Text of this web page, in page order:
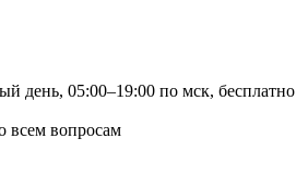
день, 05:00–19:00 по мск, бесплатно
всем вопросам